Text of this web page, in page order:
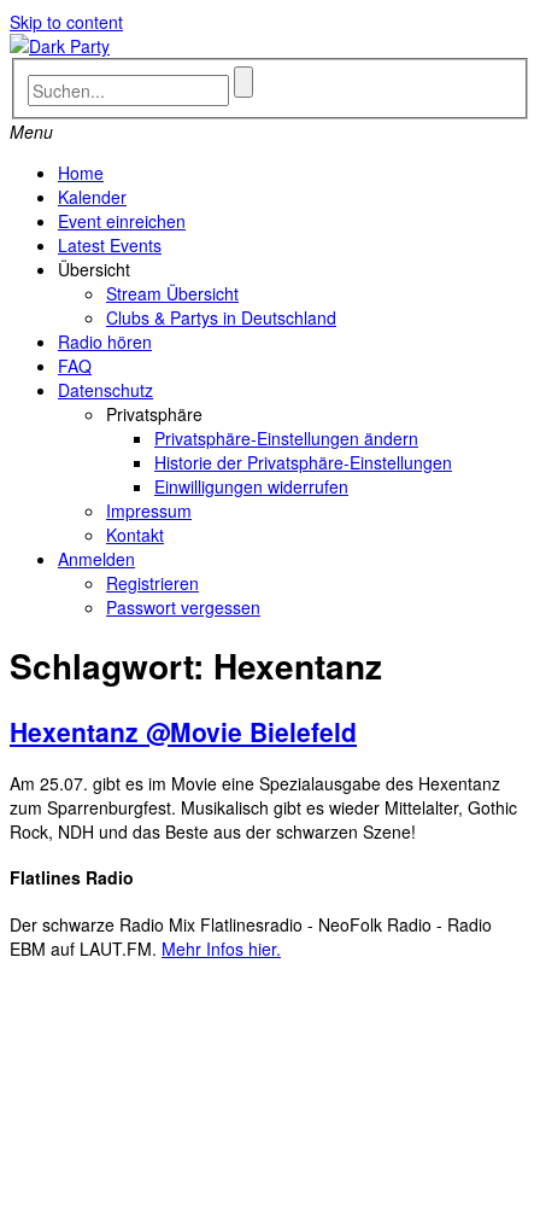
Skip to content
Menu
Home
Kalender
Event einreichen
Latest Events
Übersicht
Stream Übersicht
Clubs & Partys in Deutschland
Radio hören
FAQ
Datenschutz
Privatsphäre
Privatsphäre-Einstellungen ändern
Historie der Privatsphäre-Einstellungen
Einwilligungen widerrufen
Impressum
Kontakt
Anmelden
Registrieren
Passwort vergessen
Schlagwort: Hexentanz
Hexentanz @Movie Bielefeld
Am 25.07. gibt es im Movie eine Spezialausgabe des Hexentanz
zum Sparrenburgfest. Musikalisch gibt es wieder Mittelalter, Gothic
Rock, NDH und das Beste aus der schwarzen Szene!
Flatlines Radio
Der schwarze Radio Mix Flatlinesradio - NeoFolk Radio - Radio
EBM auf LAUT.FM. Mehr Infos hier.